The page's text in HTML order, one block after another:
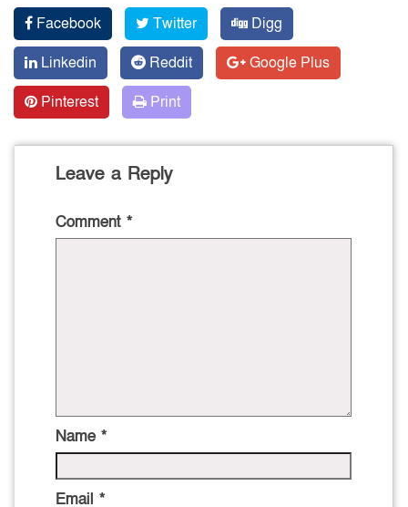
Facebook Twitter
Digg
Linkedin
Reddit
Google Plus
Pinterest
Print
Leave a Reply
Comment *
Name *
Email *